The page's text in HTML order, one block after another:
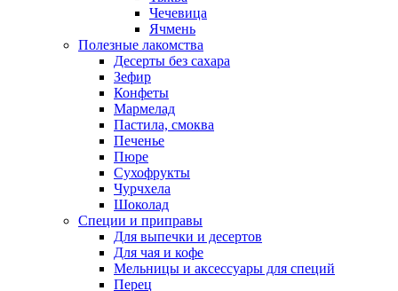
Чечевица
Ячмень
Полезные лакомства
Десерты без сахара
Зефир
Конфеты
Мармелад
Пастила, смоква
Печенье
Пюре
Сухофрукты
Чурчхела
Шоколад
Специи и приправы
Для выпечки и десертов
Для чая и кофе
Мельницы и аксессуары для специй
Перец